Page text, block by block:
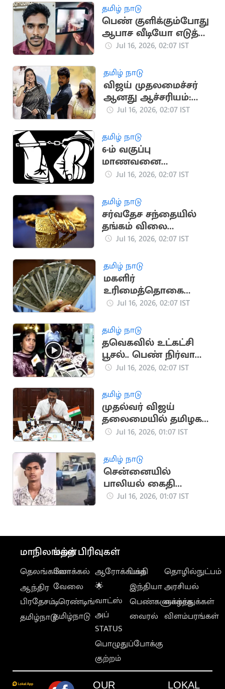
தமிழ் நாடு
பெண் குளிக்கும்போது
ஆபாச வீடியோ எடுத்த
இளைஞர் கைது
Jul 16, 2026, 02:07 IST
தமிழ் நாடு
விஜய் முதலமைச்சர்
ஆனது ஆச்சரியம்:
ரோஜா பேட்டி
Jul 16, 2026, 02:07 IST
தமிழ் நாடு
6-ம் வகுப்பு
மாணவனை
சுத்தியலால் தாக்கிய
Jul 16, 2026, 02:07 IST
தமிழ் நாடு
சர்வதேச சந்தையில்
தங்கம் விலை
அதிரடியாக
Jul 16, 2026, 02:07 IST
தமிழ் நாடு
மகளிர்
உரிமைத்தொகை
ரூ.2500.. அடுத்த மாதம்
Jul 16, 2026, 02:07 IST
தமிழ் நாடு
தவெகவில் உட்கட்சி
பூசல்.. பெண் நிர்வாகி
ஆடை கிழிப்பு
Jul 16, 2026, 02:07 IST
தமிழ் நாடு
முதல்வர் விஜய்
தலைமையில் தமிழக
அமைச்சரவை இன்று
Jul 16, 2026, 01:07 IST
தமிழ் நாடு
சென்னையில்
பாலியல் கைதி
போலீஸிடமிருந்து
Jul 16, 2026, 01:07 IST
மாநிலங்கள்
தெலங்கானா
ஆந்திர
பிரதேசம்
தமிழ்நாடு
மற்ற பிரிவுகள்
லோக்கல்
வேலை
டிரெண்டிங்
தமிழ்நாடு
ஆரோக்கியம்
🌟
வாட்ஸ்
அப்
STATUS
பொழுதுப்போக்கு
குற்றம்
பக்தி
இந்தியா
பெண்களுக்காக
வைரல்
தொழில்நுட்பம்
அரசியல்
வாழ்த்துக்கள்
விளம்பரங்கள்
OUR LOKAL